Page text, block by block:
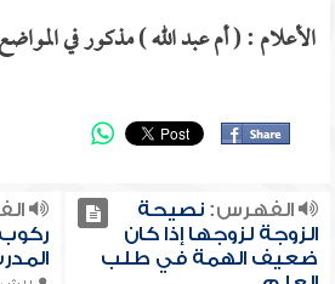
الأعلام : ( أم عبد الله ) مذكور في المواضع
الفهرس:نصيحة
الزوجة لزوجها إذا كان
ضعيف الهمة في طلب